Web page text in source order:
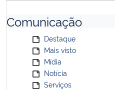
Comunicação
Destaque
Mais visto
Mídia
Notícia
Serviços